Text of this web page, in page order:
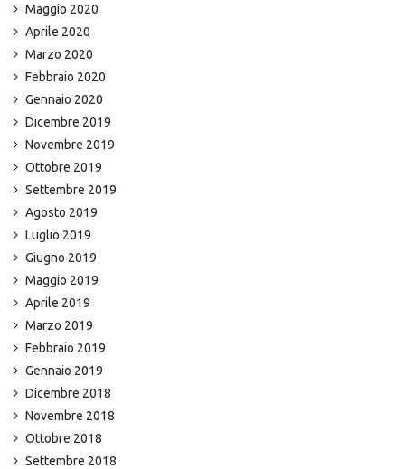
Maggio 2020
Aprile 2020
Marzo 2020
Febbraio 2020
Gennaio 2020
Dicembre 2019
Novembre 2019
Ottobre 2019
Settembre 2019
Agosto 2019
Luglio 2019
Giugno 2019
Maggio 2019
Aprile 2019
Marzo 2019
Febbraio 2019
Gennaio 2019
Dicembre 2018
Novembre 2018
Ottobre 2018
Settembre 2018